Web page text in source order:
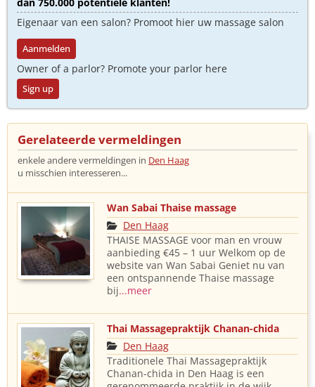
Eigenaar van een salon? Promoot hier uw massage salon
Aanmelden
Owner of a parlor? Promote your parlor here
Sign up
Gerelateerde vermeldingen
enkele andere vermeldingen in Den Haag
u misschien interesseren...
Wan Sabai Thaise massage
Den Haag
THAISE MASSAGE voor man en vrouw
aanbieding €45 – 1 uur Welkom op de
website van Wan Sabai Geniet nu van
een ontspannende Thaise massage
bij...meer
Thai Massagepraktijk Chanan-chida
Den Haag
Traditionele Thai Massagepraktijk
Chanan-chida in Den Haag is een